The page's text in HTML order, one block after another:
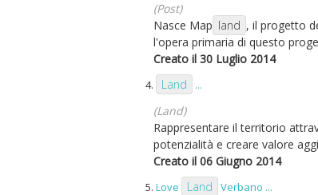
(Post)
Nasce Map land , il progetto
l'opera primaria di questo
Creato il 30 Luglio 2014
4. Land ...
(Land)
Rappresentare il territorio
potenzialità e creare valore
Creato il 06 Giugno 2014
5. Love Land Verbano ...